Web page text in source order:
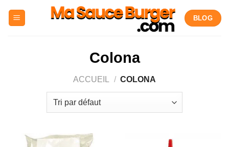
BLOG
Colona
ACCUEIL / COLONA